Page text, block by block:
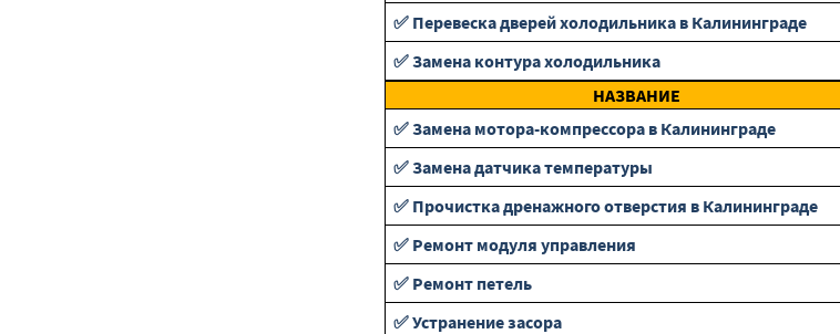
✅ Перевеска дверей холодильника в Калининграде
✅ Замена контура холодильника
НАЗВАНИЕ
✅ Замена мотора-компрессора в Калининграде
✅ Замена датчика температуры
✅ Прочистка дренажного отверстия в Калининграде
✅ Ремонт модуля управления
✅ Ремонт петель
✅ Устранение засора